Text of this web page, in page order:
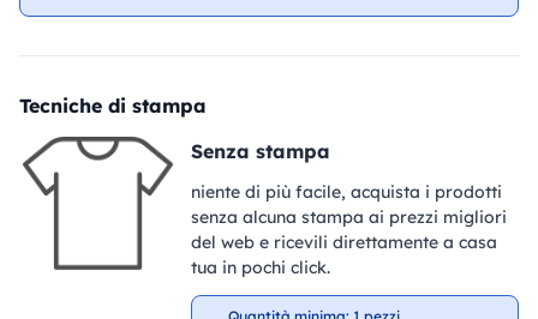
Tecniche di stampa
Senza stampa
niente di più facile, acquista i prodotti
senza alcuna stampa ai prezzi migliori
del web e ricevili direttamente a casa
tua in pochi click.